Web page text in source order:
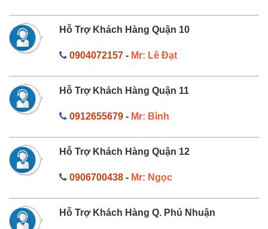
Hỗ Trợ Khách Hàng Quận 10
0904072157- Mr: Lê Đạt
Hỗ Trợ Khách Hàng Quận 11
0912655679- Mr: Bình
Hỗ Trợ Khách Hàng Quận 12
0906700438- Mr: Ngọc
Hỗ Trợ Khách Hàng Q. Phú Nhuận